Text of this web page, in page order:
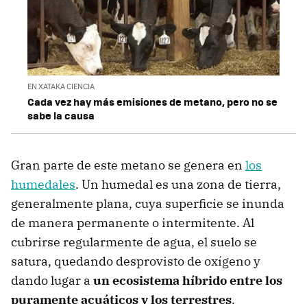
EN XATAKA CIENCIA
Cada vez hay más emisiones de metano, pero no se
sabe la causa
Gran parte de este metano se genera en los
humedales. Un humedal es una zona de tierra,
generalmente plana, cuya superficie se inunda
de manera permanente o intermitente.​ Al
cubrirse regularmente de agua, el suelo se
satura, quedando desprovisto de oxígeno y
dando lugar a un ecosistema híbrido entre los
puramente acuáticos y los terrestres.